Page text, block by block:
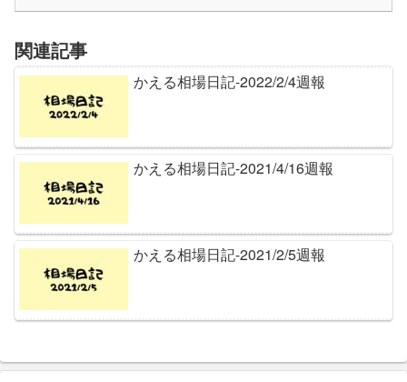
関連記事
かえる相場日記-2022/2/4週報
かえる相場日記-2021/4/16週報
かえる相場日記-2021/2/5週報